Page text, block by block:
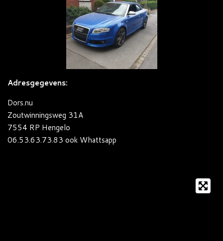
Adresgegevens:
Dors.nu
Zoutwinningsweg 31A
7554 RP Hengelo
06.53.63.73.83 ook Whattsapp